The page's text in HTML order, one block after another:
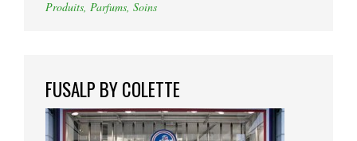
Produits, Parfums, Soins
FUSALP BY COLETTE